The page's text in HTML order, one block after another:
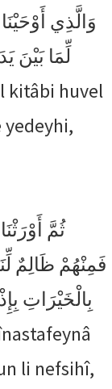
وَالَّذِي
لِّمَا بَيْنَ
kitâbi huvel
ثُمَّ
فَمِنْهُمْ ظَالِمٌ
بِالْخَيْرَاتِ
li nefsihî,